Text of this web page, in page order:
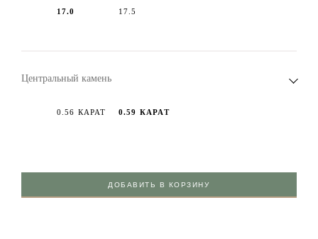
17.0 17.5
Центральный камень
0.56 КАРАТ 0.59 КАРАТ
ДОБАВИТЬ В КОРЗИНУ